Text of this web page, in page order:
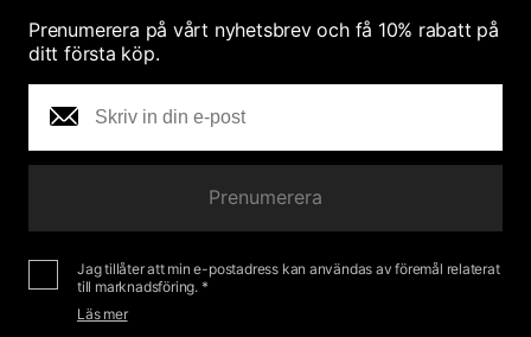
Prenumerera på vårt nyhetsbrev och få 10% rabatt på
ditt första köp.
Prenumerera
Jag tillåter att min e-postadress kan användas av föremål relaterat
till marknadsföring. *
Läs mer